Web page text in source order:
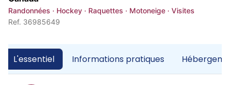
Randonnées · Hockey · Raquettes · Motoneige · Visites
Ref. 36985649
L'essentiel Informations pratiques